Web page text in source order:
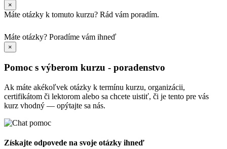
×
Máte otázky k tomuto kurzu? Rád vám poradím.
Máte otázky? Poradíme vám ihneď
×
Pomoc s výberom kurzu - poradenstvo
Ak máte akékoľvek otázky k termínu kurzu, organizácii,
certifikátom či lektorom alebo sa chcete uistiť, či je tento pre vás
kurz vhodný — opýtajte sa nás.
Získajte odpovede na svoje otázky ihneď